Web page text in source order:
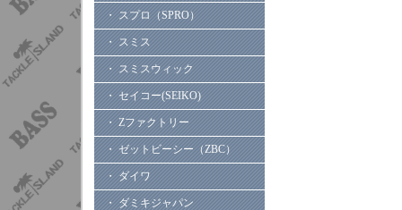
・ スプロ（SPRO）
・ スミス
・ スミスウィック
・ セイコー(SEIKO)
・ Zファクトリー
・ ゼットビーシー（ZBC）
・ ダイワ
・ ダミキジャパン